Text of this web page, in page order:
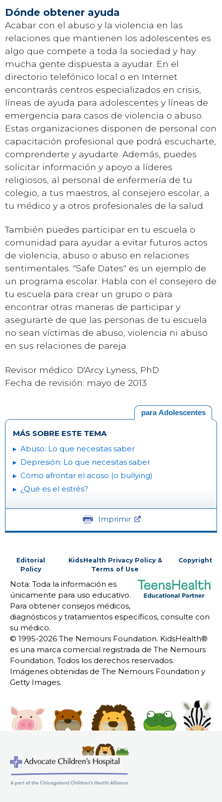
Dónde obtener ayuda
Acabar con el abuso y la violencia en las
relaciones que mantienen los adolescentes es
algo que compete a toda la sociedad y hay
mucha gente dispuesta a ayudar. En el
directorio telefónico local o en Internet
encontrarás centros especializados en crisis,
líneas de ayuda para adolescentes y líneas de
emergencia para casos de violencia o abuso.
Estas organizaciones disponen de personal con
capacitación profesional que podrá escucharte,
comprenderte y ayudarte. Además, puedes
solicitar información y apoyo a líderes
religiosos, al personal de enfermería de tu
colegio, a tus maestros, al consejero escolar, a
tu médico y a otros profesionales de la salud.
También puedes participar en tu escuela o
comunidad para ayudar a evitar futuros actos
de violencia, abuso o abuso en relaciones
sentimentales. "Safe Dates" es un ejemplo de
un programa escolar. Habla con el consejero de
tu escuela para crear un grupo o para
encontrar otras maneras de participar y
asegurarte de que las personas de tu escuela
no sean víctimas de abuso, violencia ni abuso
en sus relaciones de pareja.
Revisor médico: D'Arcy Lyness, PhD
Fecha de revisión: mayo de 2013
para Adolescentes
MÁS SOBRE ESTE TEMA
Abuso: Lo que necesitas saber
Depresión: Lo que necesitas saber
Cómo afrontar el acoso (o bullying)
¿Qué es el estrés?
Imprimir
Editorial
Policy
KidsHealth Privacy Policy &
Terms of Use
Copyright
Nota: Toda la información es
únicamente para uso educativo.
Para obtener consejos médicos,
diagnósticos y tratamientos específicos, consulte con
su médico.
© 1995-2026 The Nemours Foundation. KidsHealth®
es una marca comercial registrada de The Nemours
Foundation. Todos los derechos reservados.
Imágenes obtenidas de The Nemours Foundation y
Getty Images.